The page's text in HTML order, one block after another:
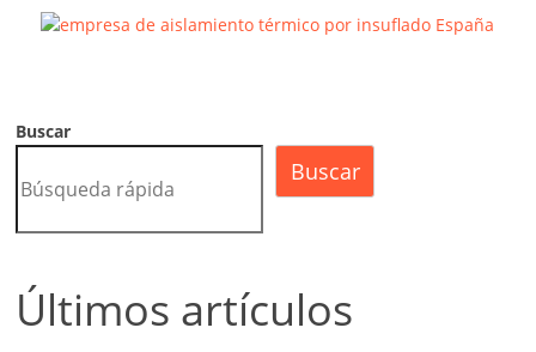
Buscar
Buscar
Últimos artículos